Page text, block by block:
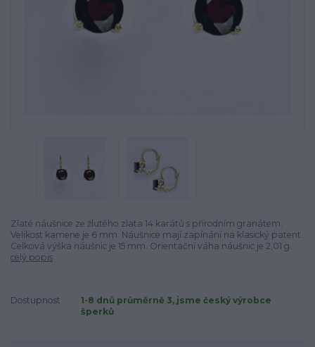
Zlaté náušnice ze žlutého zlata 14 karátů s přírodním granátem.
Velikost kamene je 6 mm. Náušnice mají zapínání na klasický patent.
Celková výška náušnic je 15 mm. Orientační váha náušnic je 2,01 g.
celý popis
Dostupnost
1-8 dnů průměrně 3, jsme český výrobce
šperků